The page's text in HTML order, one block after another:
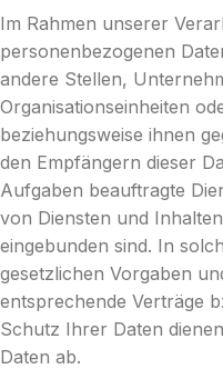
Im Rahmen unserer
personenbezogenen
andere Stellen,
Organisationseinheiten
beziehungsweise ihnen
den Empfängern dieser
Aufgaben beauftragte
von Diensten und
eingebunden sind. In
gesetzlichen Vorgaben
entsprechende Verträge
Schutz Ihrer Daten
Daten ab.